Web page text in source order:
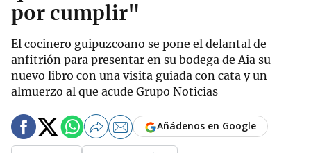
por cumplir"
El cocinero guipuzcoano se pone el delantal de
anfitrión para presentar en su bodega de Aia su
nuevo libro con una visita guiada con cata y un
almuerzo al que acude Grupo Noticias
Añádenos en Google